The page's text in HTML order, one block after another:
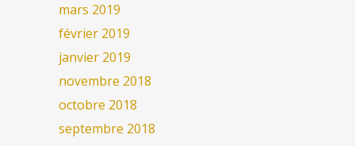
mars 2019
février 2019
janvier 2019
novembre 2018
octobre 2018
septembre 2018